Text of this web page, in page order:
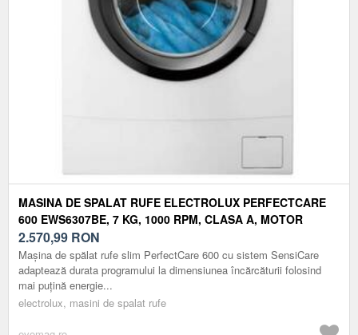
MASINA DE SPALAT RUFE ELECTROLUX PERFECTCARE
600 EWS6307BE, 7 KG, 1000 RPM, CLASA A, MOTOR
INVERTER CU MAGNET PERMANENT, SOFT PLUS (ALB)
2.570,99 RON
Mașina de spălat rufe slim PerfectCare 600 cu sistem SensiCare
adaptează durata programului la dimensiunea încărcăturii folosind
mai puţină energie...
electrolux, masini de spalat rufe